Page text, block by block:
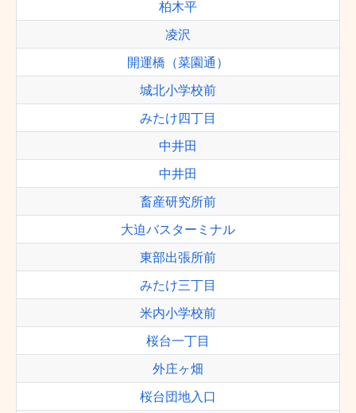
柏木平
凌沢
開運橋（菜園通）
城北小学校前
みたけ四丁目
中井田
中井田
畜産研究所前
大迫バスターミナル
東部出張所前
みたけ三丁目
米内小学校前
桜台一丁目
外庄ヶ畑
桜台団地入口